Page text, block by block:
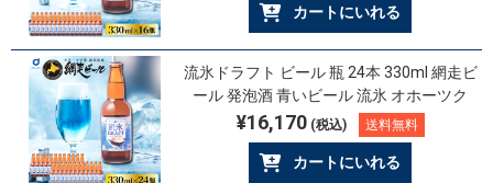
カートにいれる
流氷ドラフト ビール 瓶 24本 330ml 網走ビ
ール 発泡酒 青いビール 流氷 オホーツク
¥16,170(税込) 送料無料
カートにいれる